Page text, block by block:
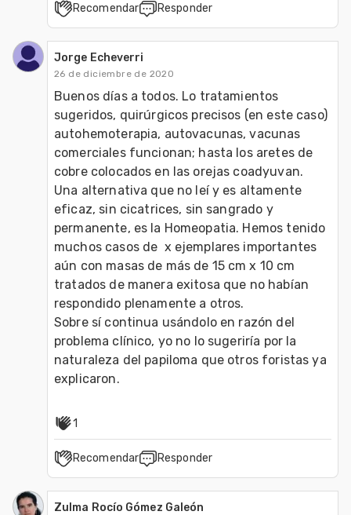
Recomendar Responder
Jorge Echeverri
26 de diciembre de 2020
Buenos días a todos. Lo tratamientos
sugeridos, quirúrgicos precisos (en este caso)
autohemoterapia, autovacunas, vacunas
comerciales funcionan; hasta los aretes de
cobre colocados en las orejas coadyuvan.
Una alternativa que no leí y es altamente
eficaz, sin cicatrices, sin sangrado y
permanente, es la Homeopatia. Hemos tenido
muchos casos de  x ejemplares importantes
aún con masas de más de 15 cm x 10 cm
tratados de manera exitosa que no habían
respondido plenamente a otros.
Sobre sí continua usándolo en razón del
problema clínico, yo no lo sugeriría por la
naturaleza del papiloma que otros foristas ya
explicaron.
1
Recomendar Responder
Zulma Rocío Gómez Galeón